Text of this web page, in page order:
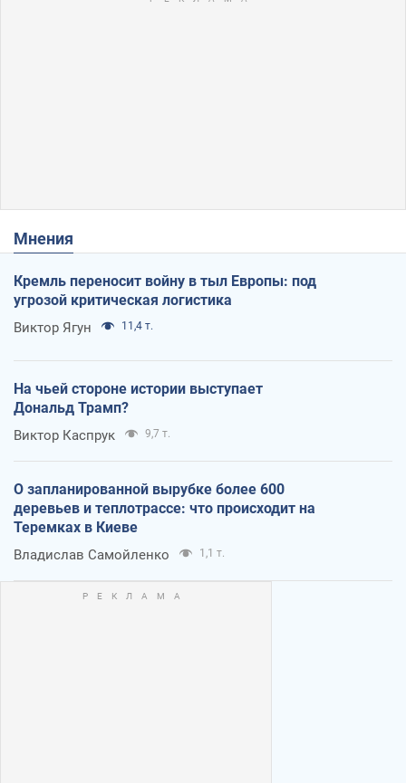
Мнения
Кремль переносит войну в тыл Европы: под
угрозой критическая логистика
Виктор Ягун 11,4 т.
На чьей стороне истории выступает
Дональд Трамп?
Виктор Каспрук 9,7 т.
О запланированной вырубке более 600
деревьев и теплотрассе: что происходит на
Теремках в Киеве
Владислав Самойленко 1,1 т.